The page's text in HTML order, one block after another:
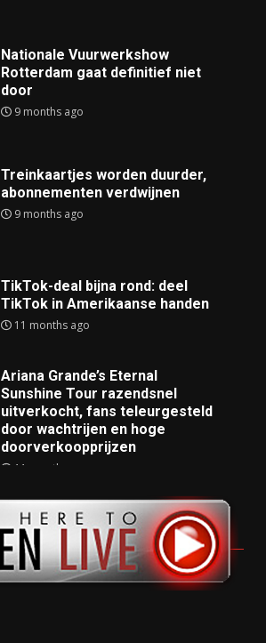
Nationale Vuurwerkshow
Rotterdam gaat definitief niet
door
9 months ago
Treinkaartjes worden duurder,
abonnementen verdwijnen
9 months ago
TikTok-deal bijna rond: deel
TikTok in Amerikaanse handen
11 months ago
Ariana Grande’s Eternal
Sunshine Tour razendsnel
uitverkocht, fans teleurgesteld
door wachtrijen en hoge
doorverkoopprijzen
11 months ago